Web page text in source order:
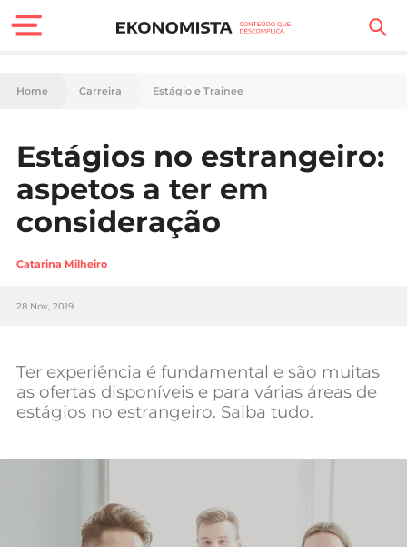
Finanças Pessoais
Carreira
Casa
Lifestyle
Sociedade
Negócios
Mundial 2026
Home Carreira Estágio e Trainee
Estágios no estrangeiro:
aspetos a ter em
consideração
Catarina Milheiro
28 Nov, 2019
Ter experiência é fundamental e são muitas
as ofertas disponíveis e para várias áreas de
estágios no estrangeiro. Saiba tudo.